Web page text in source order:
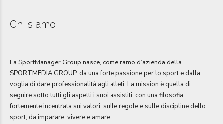
Chi siamo
La SportManager Group nasce, come ramo d’azienda della
SPORTMEDIA GROUP, da una forte passione per lo sport e dalla
voglia di dare professionalità agli atleti. La mission è quella di
seguire sotto tutti gli aspetti i suoi assistiti, con una filosofia
fortemente incentrata sui valori, sulle regole e sulle discipline dello
sport, da imparare, vivere e amare.